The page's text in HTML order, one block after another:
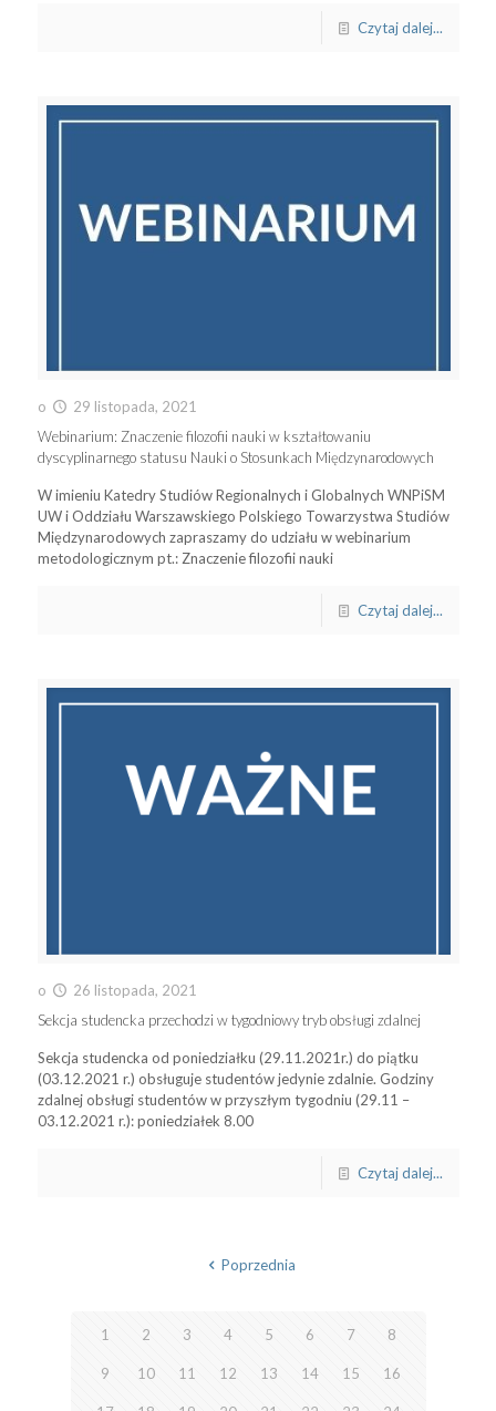
Czytaj dalej...
o
29 listopada, 2021
Webinarium: Znaczenie filozofii nauki w kształtowaniu
dyscyplinarnego statusu Nauki o Stosunkach Międzynarodowych
W imieniu Katedry Studiów Regionalnych i Globalnych WNPiSM
UW i Oddziału Warszawskiego Polskiego Towarzystwa Studiów
Międzynarodowych zapraszamy do udziału w webinarium
metodologicznym pt.: Znaczenie filozofii nauki
Czytaj dalej...
o
26 listopada, 2021
Sekcja studencka przechodzi w tygodniowy tryb obsługi zdalnej
Sekcja studencka od poniedziałku (29.11.2021r.) do piątku
(03.12.2021 r.) obsługuje studentów jedynie zdalnie. Godziny
zdalnej obsługi studentów w przyszłym tygodniu (29.11 –
03.12.2021 r.): poniedziałek 8.00
Czytaj dalej...
Poprzednia
1 2 3 4 5 6 7 8
9 10 11 12 13 14 15 16